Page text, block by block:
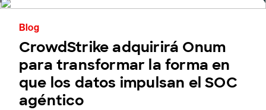
Blog
CrowdStrike adquirirá Onum
para transformar la forma en
que los datos impulsan el SOC
agéntico